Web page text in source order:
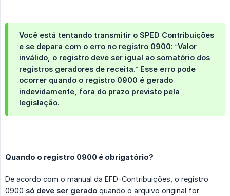
Você está tentando transmitir o SPED Contribuições
e se depara com o erro no registro 0900: “Valor
inválido, o registro deve ser igual ao somatório dos
registros geradores de receita.” Esse erro pode
ocorrer quando o registro 0900 é gerado
indevidamente, fora do prazo previsto pela
legislação.
Quando o registro 0900 é obrigatório?
De acordo com o manual da EFD-Contribuições, o registro
0900 só deve ser gerado quando o arquivo original for